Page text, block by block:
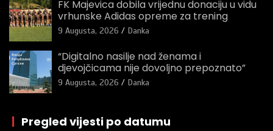
FK Majevica dobila vrijednu donaciju u vidu
vrhunske Adidas opreme za trening
9 Augusta, 2026 Danka
“Digitalno nasilje nad ženama i
djevojčicama nije dovoljno prepoznato”
9 Augusta, 2026 Danka
| Pregled vijesti po datumu